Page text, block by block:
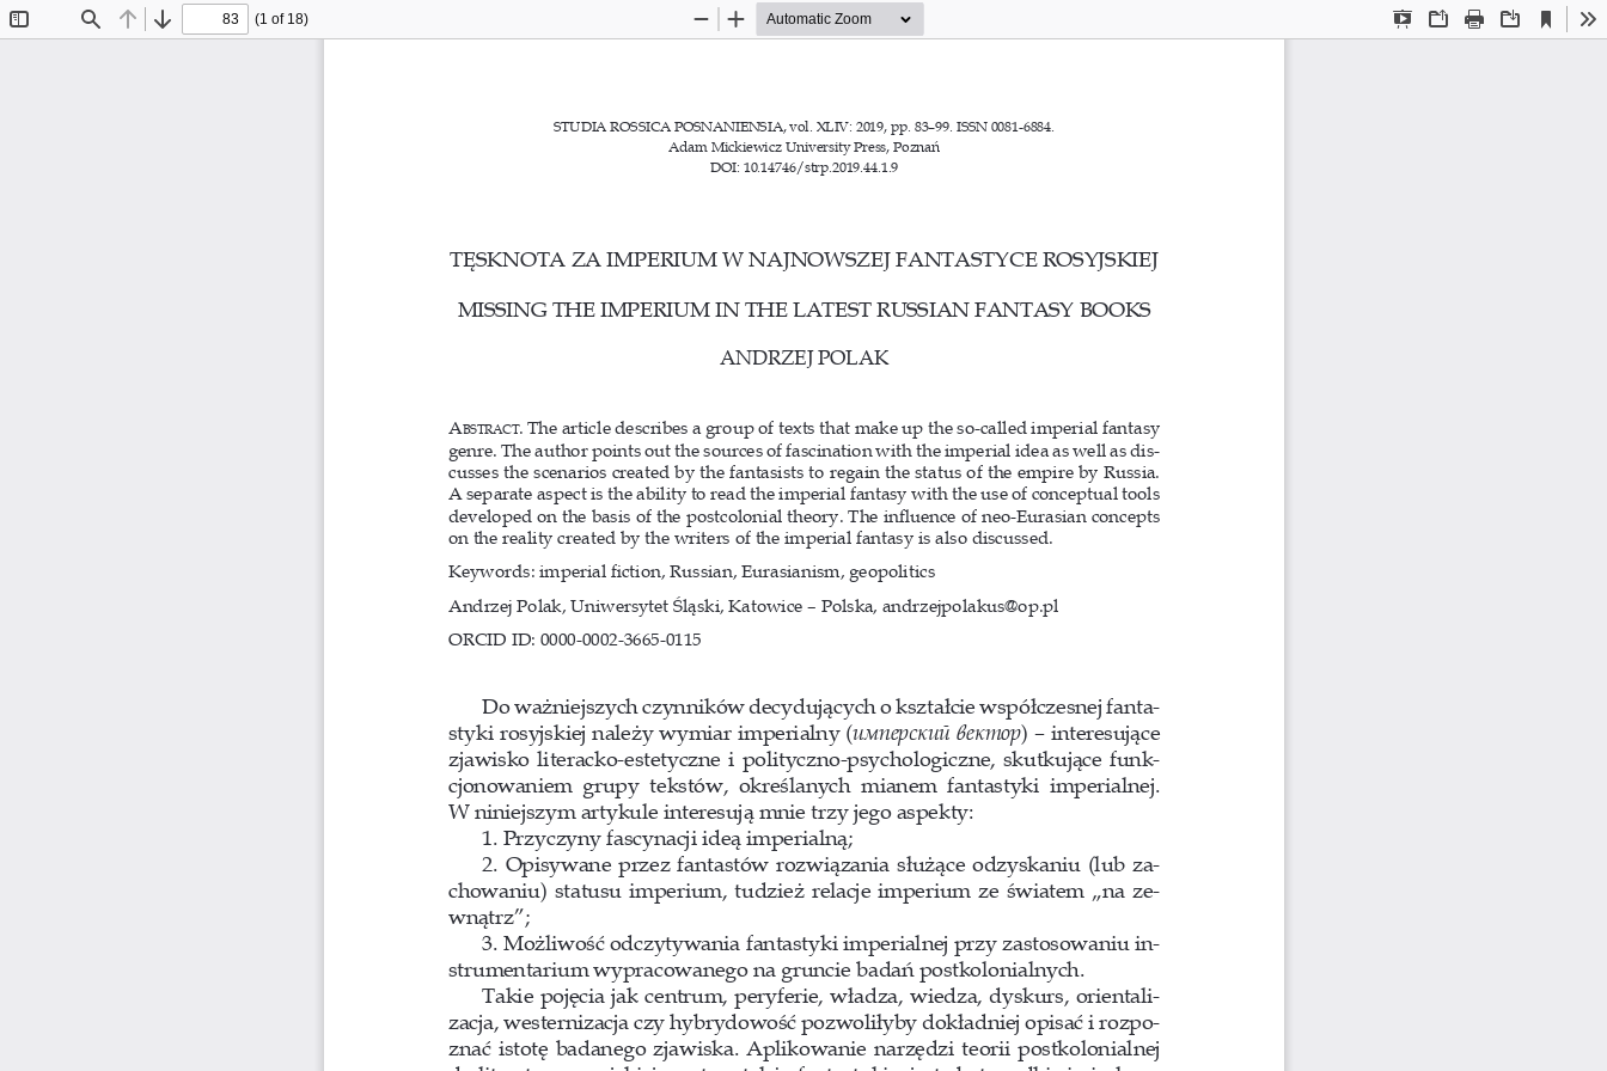
Find Previous
Next
(1 of 18)
Presentation
OpenPrint Download
Current
View
Zoom
Zoom
TĘSKNOTA ZA IMPERIUM W NAJNOWSZEJ FANTASTYCE ROSYJSKIEJ
MISSING THE IMPERIUM IN THE LATEST RUSSIAN FANTASY BOOKS
ANDRZEJ POLAK
AbstrAct. The article describes a group of texts that make up the so-called imperial fantasy
genre. The author points out the sources of fascination with the imperial idea as well as dis-
cusses the scenarios created by the fantasists to regain the status of the empire by Russia.
A separate aspect is the ability to read the imperial fantasy with the use of conceptual tools
developed on the basis of the postcolonial theory. The influence of neo-Eurasian concepts
on the reality created by the writers of the imperial fantasy is also discussed.
Keywords: imperial fiction, Russian, Eurasianism, geopolitics
Andrzej Polak, Uniwersytet Śląski, Katowice – Polska, andrzejpolakus@op.pl
ORCID ID: 0000-0002-3665-0115
Do ważniejszych czynników decydujących o kształcie współczesnej fanta-
styki rosyjskiej należy wymiar imperialny (имперский вектор) – interesujące
zjawisko literacko-estetyczne i polityczno-psychologiczne, skutkujące funk-
cjonowaniem  grupy  tekstów,  określanych  mianem  fantastyki  imperialnej.
W niniejszym artykule interesują mnie trzy jego aspekty:
1. Przyczyny fascynacji ideą imperialną;
2. Opisywane przez fantastów rozwiązania służące odzyskaniu (lub za-
chowaniu) statusu imperium, tudzież relacje imperium ze światem „na ze-
wnątrz”;
3. Możliwość odczytywania fantastyki imperialnej przy zastosowaniu in-
strumentarium wypracowanego na gruncie badań postkolonialnych.
Takie pojęcia jak centrum, peryferie, władza, wiedza, dyskurs, orientali-
zacja, westernizacja czy hybrydowość pozwoliłyby dokładniej opisać i rozpo-
znać istotę badanego zjawiska. Aplikowanie narzędzi teorii postkolonialnej
STUDIA ROSSICA POSNANIENSIA, vol. XLIV: 2019, pp. 83–99. ISSN 0081-6884.
Adam Mickiewicz University Press, Poznań
DOI: 10.14746/strp.2019.44.1.9